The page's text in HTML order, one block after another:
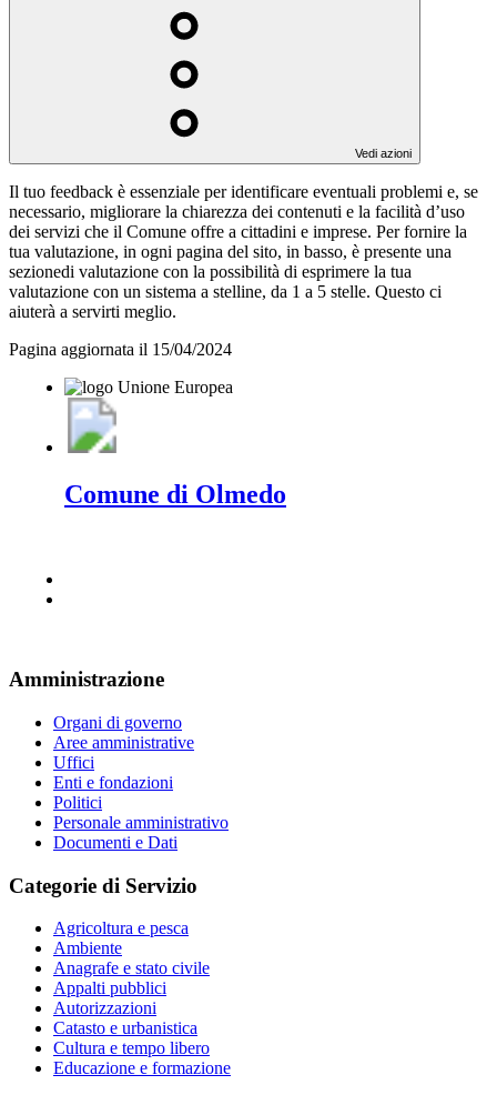
Vedi azioni
Il tuo feedback è essenziale per identificare eventuali problemi e, se
necessario, migliorare la chiarezza dei contenuti e la facilità d’uso
dei servizi che il Comune offre a cittadini e imprese. Per fornire la
tua valutazione, in ogni pagina del sito, in basso, è presente una
sezionedi valutazione con la possibilità di esprimere la tua
valutazione con un sistema a stelline, da 1 a 5 stelle. Questo ci
aiuterà a servirti meglio.
Pagina aggiornata il 15/04/2024
Comune di Olmedo
Amministrazione
Organi di governo
Aree amministrative
Uffici
Enti e fondazioni
Politici
Personale amministrativo
Documenti e Dati
Categorie di Servizio
Agricoltura e pesca
Ambiente
Anagrafe e stato civile
Appalti pubblici
Autorizzazioni
Catasto e urbanistica
Cultura e tempo libero
Educazione e formazione